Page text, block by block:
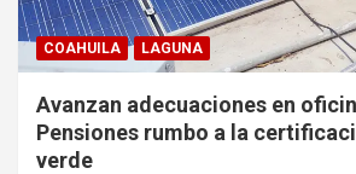
COAHUILA LAGUNA
Avanzan adecuaciones en
Pensiones rumbo a la
verde